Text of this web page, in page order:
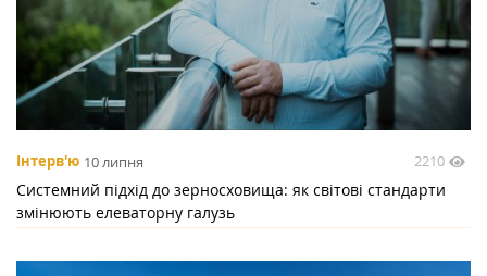
Інтерв'ю 10 липня 2210
Системний підхід до зерносховища: як світові стандарти
змінюють елеваторну галузь